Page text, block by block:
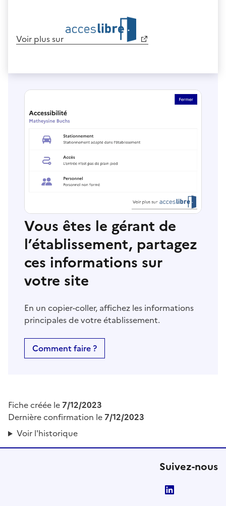
Voir plus sur
Vous êtes le gérant de
l’établissement, partagez
ces informations sur
votre site
En un copier-coller, affichez les informations
principales de votre établissement.
Comment faire ?
Fiche créée le 7/12/2023
Dernière confirmation le 7/12/2023
Voir l'historique
Suivez-nous